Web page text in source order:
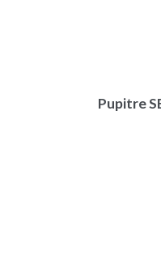
Pupitre